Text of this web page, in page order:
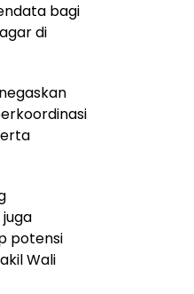
bagi
di
potensi
Wali